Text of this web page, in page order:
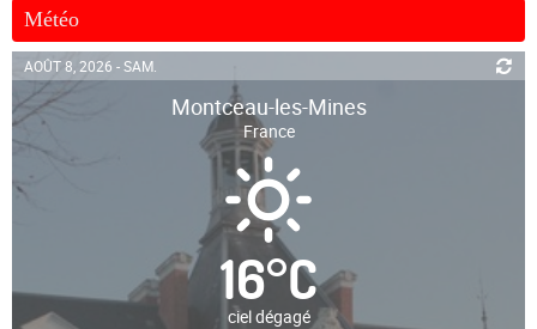
Météo
AOÛT 8, 2026 - SAM.
Montceau-les-Mines
France
16°C
ciel dégagé